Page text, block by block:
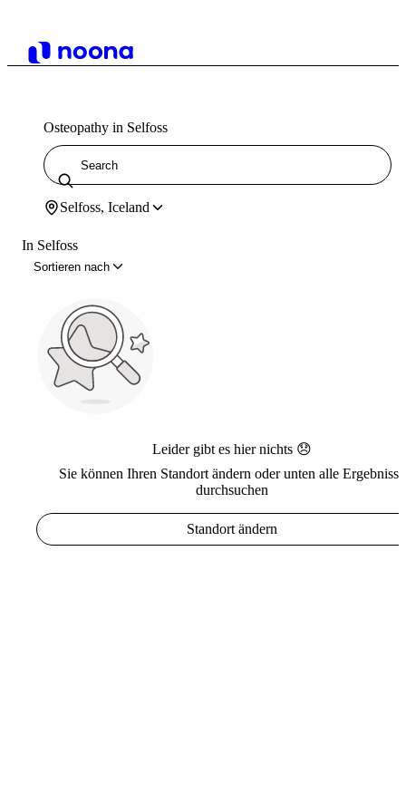
Osteopathy in Selfoss
Selfoss, Iceland
In Selfoss
Sortieren nach
Leider gibt es hier nichts 😞
Sie können Ihren Standort ändern oder unten alle Ergebnisse
durchsuchen
Standort ändern